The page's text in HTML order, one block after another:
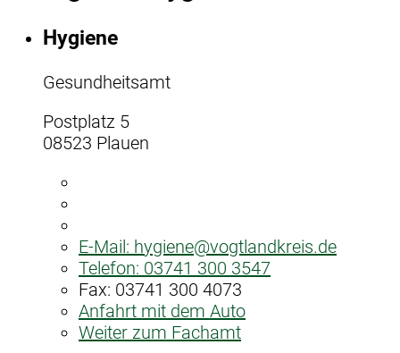
Hygiene
Gesundheitsamt
Postplatz 5
08523 Plauen
E-Mail: hygiene@vogtlandkreis.de
Telefon: 03741 300 3547
Fax: 03741 300 4073
Anfahrt mit dem Auto
Weiter zum Fachamt